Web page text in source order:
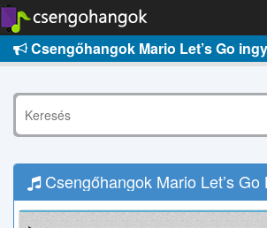
Csengőhangok Mario Let’s Go
Csengőhangok Mario Let’s Go